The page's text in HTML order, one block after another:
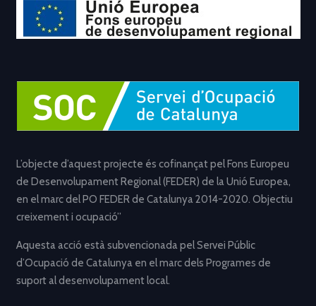
L’objecte d’aquest projecte és cofinançat pel Fons Europeu
de Desenvolupament Regional (FEDER) de la Unió Europea,
en el marc del PO FEDER de Catalunya 2014-2020. Objectiu
creixement i ocupació”
Aquesta acció està subvencionada pel Servei Públic
d’Ocupació de Catalunya en el marc dels Programes de
suport al desenvolupament local.